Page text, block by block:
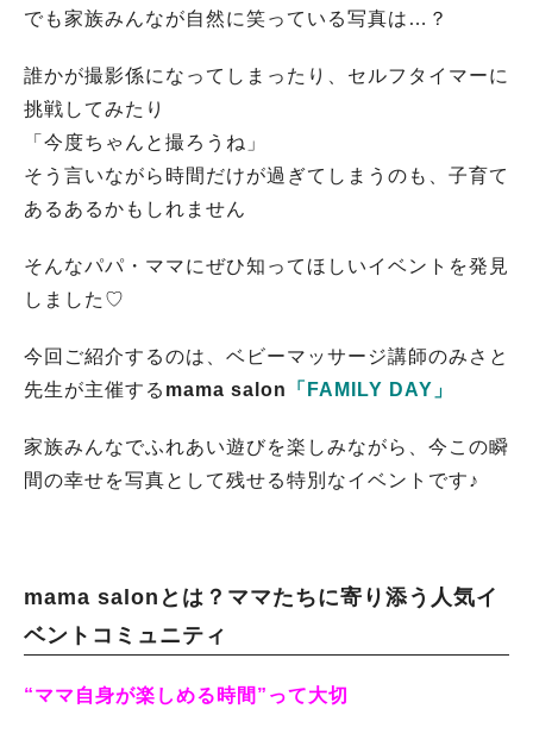
でも家族みんなが自然に笑っている写真は…？
誰かが撮影係になってしまったり、セルフタイマーに
挑戦してみたり
「今度ちゃんと撮ろうね」
そう言いながら時間だけが過ぎてしまうのも、子育て
あるあるかもしれません
そんなパパ・ママにぜひ知ってほしいイベントを発見
しました♡
今回ご紹介するのは、ベビーマッサージ講師のみさと
先生が主催する mama salon 「FAMILY DAY」
家族みんなでふれあい遊びを楽しみながら、今この瞬
間の幸せを写真として残せる特別なイベントです♪
mama salonとは？ママたちに寄り添う人気イ
ベントコミュニティ
“ママ自身が楽しめる時間”って大切